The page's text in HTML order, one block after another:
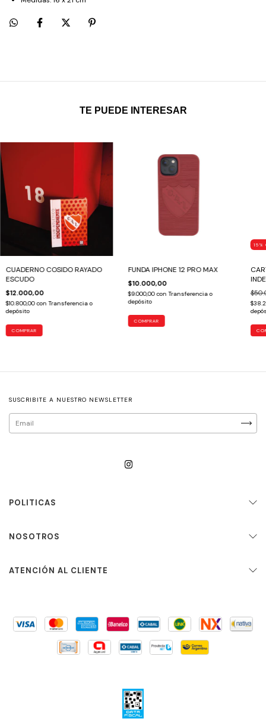
TE PUEDE INTERESAR
CUADERNO COSIDO RAYADO
ESCUDO
$12.000,00
$10.800,00con Transferencia o
depósito
FUNDA IPHONE 12 PRO MAX
$10.000,00
$9.000,00con Transferencia o
depósito
COMPRAR
15 %
SUSCRIBITE A NUESTRO NEWSLETTER
POLITICAS
NOSOTROS
ATENCIÓN AL CLIENTE